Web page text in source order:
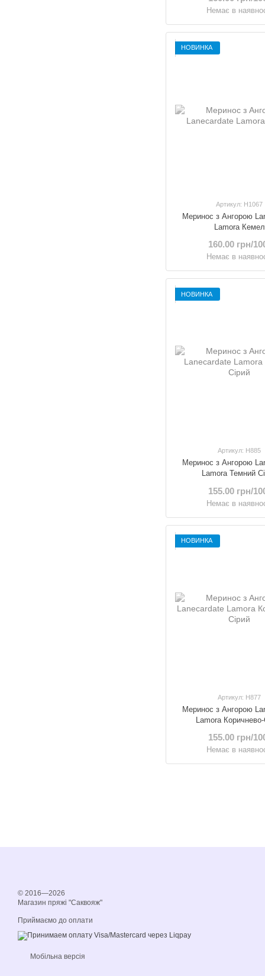
Немає в
НОВИНКА
Артикул: H1067
Меринос з Ангорою
Lamora Кемел
160.00 грн/
Немає в
НОВИНКА
Артикул: H885
Меринос з Ангорою
Lamora Темний
155.00 грн/
Немає в
НОВИНКА
Артикул: H877
Меринос з Ангорою
Lamora Коричнево-
155.00 грн/
Немає в
© 2016—2026
Магазин пряжі "Саквояж"
Приймаємо до оплати
Мобільна версія